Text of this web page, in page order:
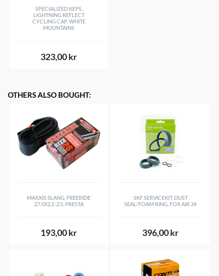
SPECIALIZED KEPS,
LIGHTNING REFLECT
CYCLING CAP, WHITE
MOUNTAINS
323,00 kr
OTHERS ALSO BOUGHT:
MAXXIS SLANG, FREERIDE
27.5X2.2-2.5, PRESTA
193,00 kr
SKF SERVICEKIT, DUST
SEAL/FOAM RING, FOX AIR 34
396,00 kr